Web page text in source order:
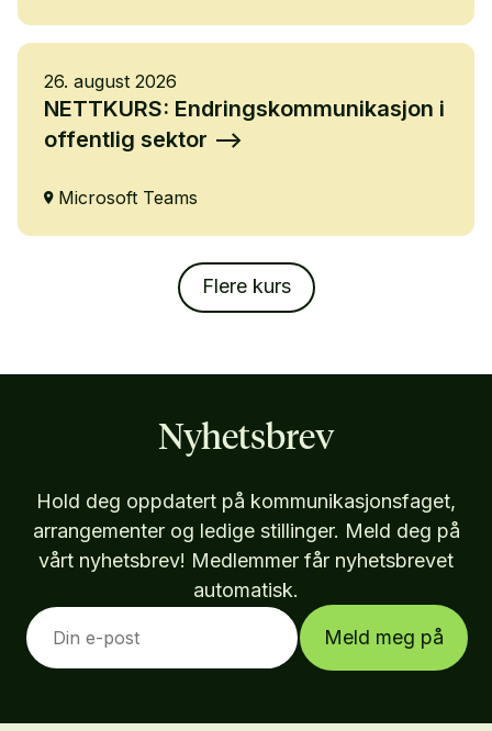
26. august 2026
NETTKURS: Endringskommunikasjon i
offentlig sektor
Microsoft Teams
Flere kurs
Nyhetsbrev
Hold deg oppdatert på kommunikasjonsfaget,
arrangementer og ledige stillinger. Meld deg på
vårt nyhetsbrev! Medlemmer får nyhetsbrevet
automatisk.
Meld meg på